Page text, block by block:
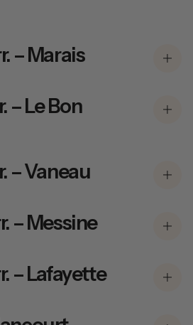
– Marais
– Le Bon
– Vaneau
– Messine
– Lafayette